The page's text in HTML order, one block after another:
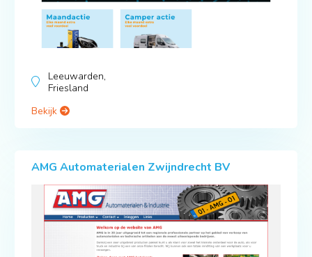
Leeuwarden,
Friesland
Bekijk
AMG Automaterialen Zwijndrecht BV